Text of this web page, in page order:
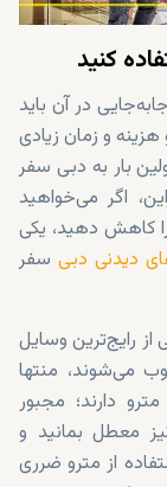
در آن باید
و زمان زیادی
بار به دبی سفر
اگر می‌خواهید
کاهش دهید، یکی
دیدنی دبی سفر
از رایج‌ترین وسایل
می‌شوند، منتها
دارند؛ مجبور
معطل بمانید و
از مترو ضرری